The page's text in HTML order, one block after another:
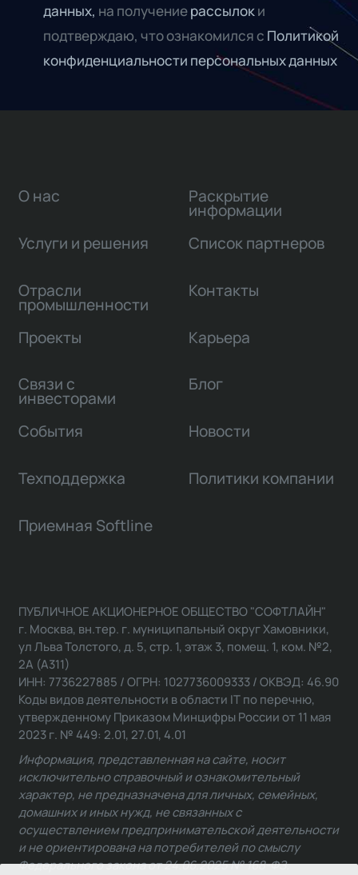
данных, на получениерассылоки
подтверждаю, что ознакомился с Политикой
конфиденциальности персональных данных
О нас
Услуги и решения
Отрасли
промышленности
Проекты
Связи с
инвесторами
Раскрытие
информации
Список партнеров
Контакты
Карьера
Блог
События Новости
Техподдержка Политики компании
Приемная Softline
ПУБЛИЧНОЕ АКЦИОНЕРНОЕ ОБЩЕСТВО "СОФТЛАЙН"
г. Москва, вн.тер. г. муниципальный округ Хамовники,
ул Льва Толстого, д. 5, стр. 1, этаж 3, помещ. 1, ком. №2,
2А (А311)
ИНН: 7736227885 / ОГРН: 1027736009333 / ОКВЭД: 46.90
Коды видов деятельности в области IT по перечню,
утвержденному Приказом Минцифры России от 11 мая
2023 г. № 449: 2.01, 27.01, 4.01
Информация, представленная на сайте, носит
исключительно справочный и ознакомительный
характер, не предназначена для личных, семейных,
домашних и иных нужд, не связанных с
осуществлением предпринимательской деятельности
и не ориентирована на потребителей по смыслу
Федерального закона от 24.06.2025 № 168-ФЗ.